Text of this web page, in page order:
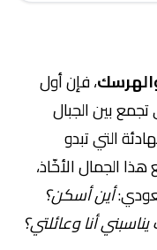
، فإن أول
بين الجبال
التي تبدو
الجمال الأخّاذ،
أين أسكن؟
أنا وعائلتي؟